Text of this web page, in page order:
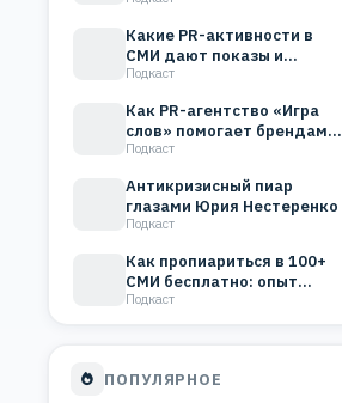
Какие PR-активности в
СМИ дают показы и
прочтения?
Подкаст
Как PR-агентство «Игра
слов» помогает брендам и
личным проектам
Подкаст
Антикризисный пиар
глазами Юрия Нестеренко
Подкаст
Как пропиариться в 100+
СМИ бесплатно: опыт
Романа Масленникова
Подкаст
ПОПУЛЯРНОЕ